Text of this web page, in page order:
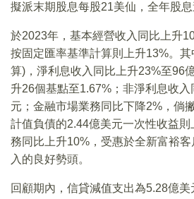
擬派末期股息每股21美仙，全年股息
於2023年，基本經營收入同比上升
按固定匯率基準計算則上升13%。
算)，淨利息收入同比上升23%至96
升26個基點至1.67%；非淨利息收
元；金融市場業務同比下降2%，倘
計值負債的2.44億美元一次性收益
務同比上升10%，受惠於全新富裕
入的良好勢頭。
回顧期內，信貸減值支出為5.28億